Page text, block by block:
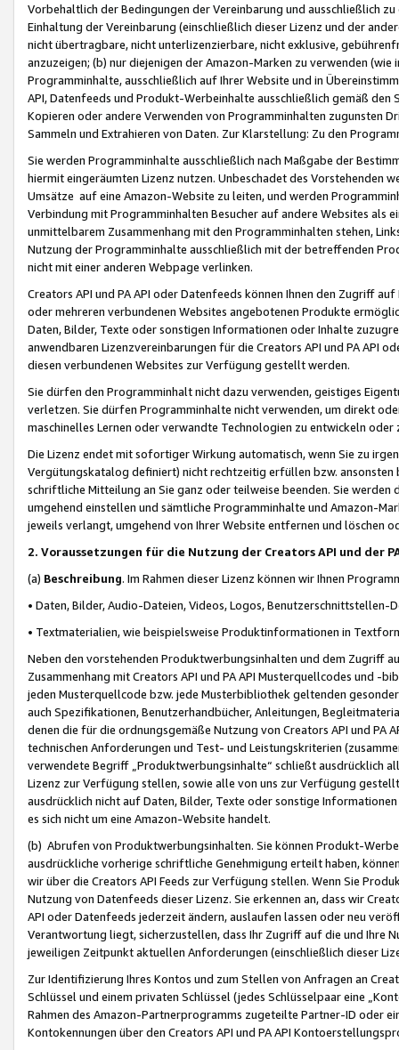
Vorbehaltlich der Bedingungen der Vereinbarung und ausschließlich
Einhaltung der Vereinbarung (einschließlich dieser Lizenz und der
nicht übertragbare, nicht unterlizenzierbare, nicht exklusive,
anzuzeigen; (b) nur diejenigen der Amazon-Marken zu verwenden
Programminhalte, ausschließlich auf Ihrer Website und in
API, Datenfeeds und Produkt-Werbeinhalte ausschließlich gemäß
Kopieren oder andere Verwenden von Programminhalten zugunsten
Sammeln und Extrahieren von Daten. Zur Klarstellung: Zu den
Sie werden Programminhalte ausschließlich nach Maßgabe der
hiermit eingeräumten Lizenz nutzen. Unbeschadet des Vorstehenden
Umsätze auf eine Amazon-Website zu leiten, und werden
Verbindung mit Programminhalten Besucher auf andere Websites als
unmittelbarem Zusammenhang mit den Programminhalten stehen,
Nutzung der Programminhalte ausschließlich mit der betreffenden
nicht mit einer anderen Webpage verlinken.
Creators API und PA API oder Datenfeeds können Ihnen den Zugriff
oder mehreren verbundenen Websites angebotenen Produkte
Daten, Bilder, Texte oder sonstigen Informationen oder Inhalte
anwendbaren Lizenzvereinbarungen für die Creators API und PA API
diesen verbundenen Websites zur Verfügung gestellt werden.
Sie dürfen den Programminhalt nicht dazu verwenden, geistiges
verletzen. Sie dürfen Programminhalte nicht verwenden, um direkt
maschinelles Lernen oder verwandte Technologien zu entwickeln
Die Lizenz endet mit sofortiger Wirkung automatisch, wenn Sie zu
Vergütungskatalog definiert) nicht rechtzeitig erfüllen bzw. ansonsten
schriftliche Mitteilung an Sie ganz oder teilweise beenden. Sie werden
umgehend einstellen und sämtliche Programminhalte und Amazon-
jeweils verlangt, umgehend von Ihrer Website entfernen und löschen
2. Voraussetzungen für die Nutzung der Creators API und der
(a) Beschreibung. Im Rahmen dieser Lizenz können wir Ihnen
• Daten, Bilder, Audio-Dateien, Videos, Logos, Benutzerschnittstellen-
• Textmaterialien, wie beispielsweise Produktinformationen in
Neben den vorstehenden Produktwerbungsinhalten und dem Zugriff
Zusammenhang mit Creators API und PA API Musterquellcodes und
jeden Musterquellcode bzw. jede Musterbibliothek geltenden
auch Spezifikationen, Benutzerhandbücher, Anleitungen,
denen die für die ordnungsgemäße Nutzung von Creators API und PA
technischen Anforderungen und Test- und Leistungskriterien
verwendete Begriff „Produktwerbungsinhalte“ schließt ausdrücklich
Lizenz zur Verfügung stellen, sowie alle von uns zur Verfügung
ausdrücklich nicht auf Daten, Bilder, Texte oder sonstige
es sich nicht um eine Amazon-Website handelt.
(b) Abrufen von Produktwerbungsinhalten. Sie können Produkt-
ausdrückliche vorherige schriftliche Genehmigung erteilt haben,
wir über die Creators API Feeds zur Verfügung stellen. Wenn Sie
Nutzung von Datenfeeds dieser Lizenz. Sie erkennen an, dass wir
API oder Datenfeeds jederzeit ändern, auslaufen lassen oder neu
Verantwortung liegt, sicherzustellen, dass Ihr Zugriff auf die und Ihre
jeweiligen Zeitpunkt aktuellen Anforderungen (einschließlich dieser
Zur Identifizierung Ihres Kontos und zum Stellen von Anfragen an
Schlüssel und einem privaten Schlüssel (jedes Schlüsselpaar eine
Rahmen des Amazon-Partnerprogramms zugeteilte Partner-ID oder
Kontokennungen über den Creators API und PA API